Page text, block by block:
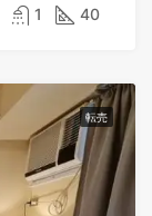
1 40
転売